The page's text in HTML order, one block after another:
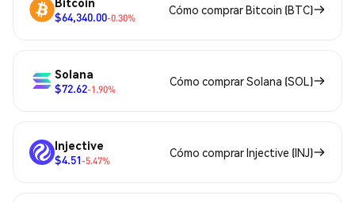
$64,340.00-0.30%
Cómo comprar Bitcoin (BTC)
Solana
$72.62-1.90%
Cómo comprar Solana (SOL)
Injective
$4.51-5.47%
Cómo comprar Injective (INJ)